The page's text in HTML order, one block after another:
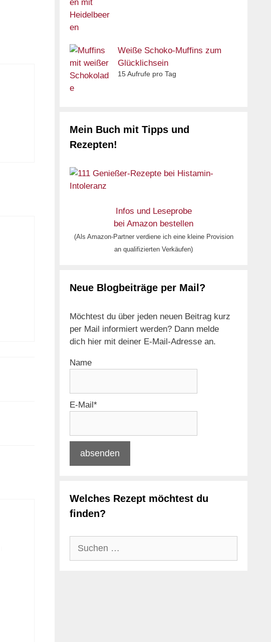
Weiße Schoko-Muffins zum
Glücklichsein
15 Aufrufe pro Tag
Mein Buch mit Tipps und
Rezepten!
Infos und Leseprobe
bei Amazon bestellen
(Als Amazon-Partner verdiene ich eine kleine Provision
an qualifizierten Verkäufen)
Neue Blogbeiträge per Mail?
Möchtest du über jeden neuen Beitrag kurz
per Mail informiert werden? Dann melde
dich hier mit deiner E-Mail-Adresse an.
Name
E-Mail*
Welches Rezept möchtest du
finden?
nach: